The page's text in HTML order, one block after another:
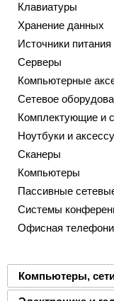
Клавиатуры
Хранение данных
Источники
Серверы
Компьютерные
Сетевое
Комплектующие и
Ноутбуки и
Сканеры
Компьютеры
Пассивные
Системы
Офисная
Компьютеры,